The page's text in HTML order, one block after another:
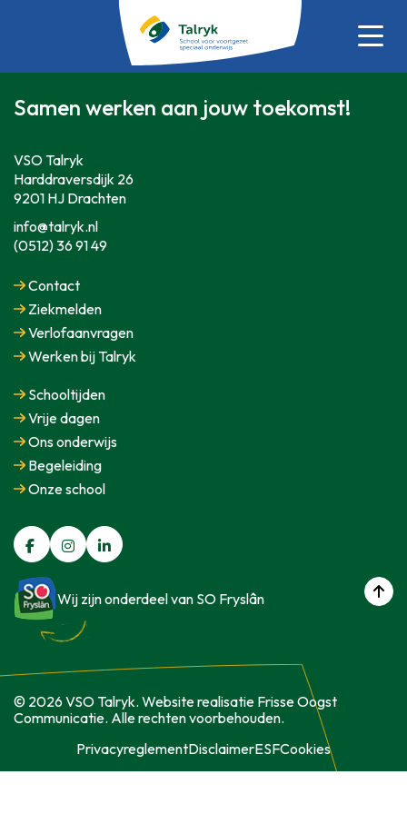
Samen werken aan jouw toekomst!
VSO Talryk
Harddraversdijk 26
9201 HJ Drachten
info@talryk.nl
(0512) 36 91 49
Contact
Ziekmelden
Verlofaanvragen
Werken bij Talryk
Schooltijden
Vrije dagen
Ons onderwijs
Begeleiding
Onze school
Wij zijn onderdeel van SO Fryslân
© 2026 VSO Talryk. Website realisatie Frisse Oogst
Communicatie. Alle rechten voorbehouden.
PrivacyreglementDisclaimerESFCookies